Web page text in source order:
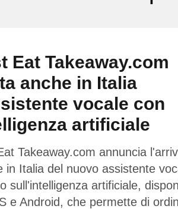
Eat Takeaway.com
anche in Italia
vocale con
artificiale
Takeaway.com annuncia
in Italia del nuovo assistente
sull'intelligenza artificiale,
e Android, che permette di